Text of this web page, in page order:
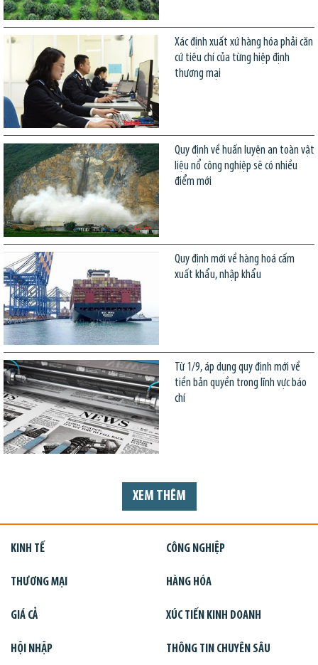
Xác định xuất xứ hàng hóa phải căn
cứ tiêu chí của từng hiệp định
thương mại
Quy định về huấn luyện an toàn vật
liệu nổ công nghiệp sẽ có nhiều
điểm mới
Quy định mới về hàng hoá cấm
xuất khẩu, nhập khẩu
Từ 1/9, áp dụng quy định mới về
tiền bản quyền trong lĩnh vực báo
chí
XEM THÊM
KINH TẾ CÔNG NGHIỆP
THƯƠNG MẠI HÀNG HÓA
GIÁ CẢ XÚC TIẾN KINH DOANH
HỘI NHẬP THÔNG TIN CHUYÊN SÂU